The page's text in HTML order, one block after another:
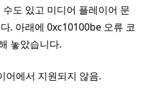
도 있고 미디어 플레이어 문
. 아래에 0xc10100be 오류 코
놓았습니다.
어에서 지원되지 않음.